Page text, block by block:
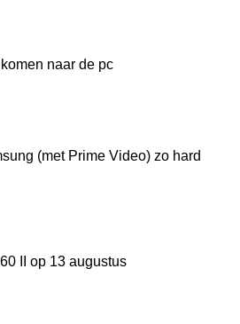
naar de pc
(met Prime Video) zo hard
II op 13 augustus